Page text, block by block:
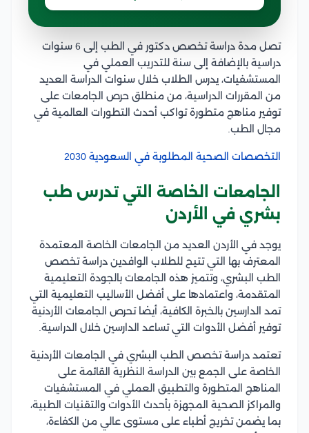
تصل مدة دراسة تخصص دكتور في الطب إلى 6 سنوات
دراسية بالإضافة إلى سنة للتدريب العملي في
المستشفيات، يدرس الطلاب خلال سنوات الدراسة العديد
من المقررات الدراسية، من منطلق حرص الجامعات على
توفير مناهج متطورة تواكب أحدث التطورات العالمية في
مجال الطب.
التخصصات الصحية المطلوبة في السعودية 2030
الجامعات الخاصة التي تدرس طب
بشري في الأردن
يوجد في الأردن العديد من الجامعات الخاصة المعتمدة
المعترف بها التي تتيح للطلاب الوافدين دراسة تخصص
الطب البشري، وتتميز هذه الجامعات بالجودة التعليمية
المتقدمة، واعتمادها على أفضل الأساليب التعليمية التي
تمد الدارسين بالخبرة الكافية، أيضا تحرص الجامعات الأردنية
توفير أفضل الأدوات التي تساعد الدارسين خلال الدراسية.
تعتمد دراسة تخصص الطب البشري في الجامعات الأردنية
الخاصة على الجمع بين الدراسة النظرية القائمة على
المناهج المتطورة والتطبيق العملي في المستشفيات
والمراكز الصحية المجهزة بأحدث الأدوات والتقنيات الطبية،
بما يضمن تخريج أطباء على مستوى عالي من الكفاءة،